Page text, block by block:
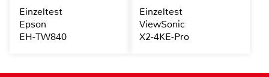
Einzeltest
Epson
EH-TW840
Einzeltest
ViewSonic
X2-4KE-Pro